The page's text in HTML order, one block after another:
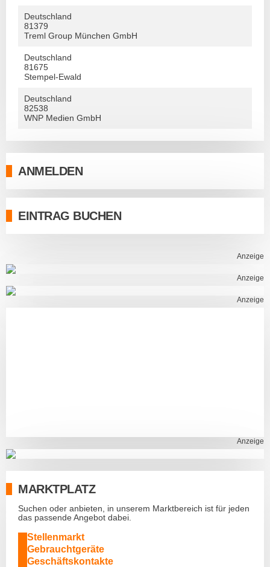
Anzeige
Anzeige
Anzeige
Anzeige
MARKTPLATZ
Suchen oder anbieten, in unserem Marktbereich ist für jeden
das passende Angebot dabei.
Stellenmarkt
Gebrauchtgeräte
Geschäftskontakte
Deutschland
81379
Treml Group München GmbH
Deutschland
81675
Stempel-Ewald
Deutschland
82538
WNP Medien GmbH
ANMELDEN
EINTRAG BUCHEN